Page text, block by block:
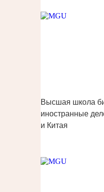
Высшая школа
иностранные
и Китая